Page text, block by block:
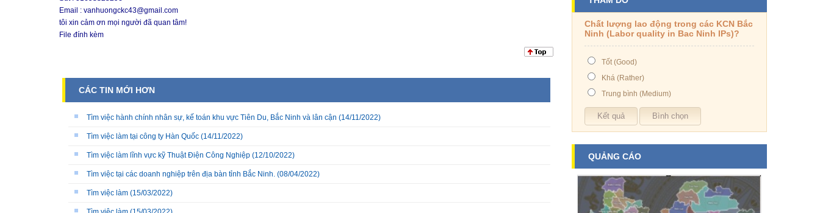
Email : vanhuongckc43@gmail.com
tôi xin cảm ơn mọi người đã quan tâm!
File đính kèm
CÁC TIN MỚI HƠN
Tìm việc hành chính nhân sự, kế toán khu vực Tiên Du, Bắc Ninh và lân cận (14/11/2022)
Tìm việc làm tại công ty Hàn Quốc (14/11/2022)
Tìm việc làm lĩnh vực kỹ Thuật Điện Công Nghiệp (12/10/2022)
Tìm việc tại các doanh nghiệp trên địa bàn tỉnh Bắc Ninh. (08/04/2022)
Tìm việc làm (15/03/2022)
Chất lượng lao động trong các KCN Bắc
Ninh (Labor quality in Bac Ninh IPs)?
Tốt (Good)
Khá (Rather)
Trung bình (Medium)
QUẢNG CÁO